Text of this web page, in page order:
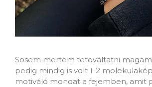
Sosem mertem tetováltatni
pedig mindig is volt 1-2
motiváló mondat a fejemben, amit